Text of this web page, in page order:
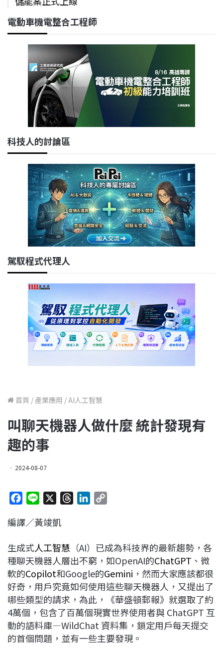
電動車機電整合工程師
科技人的討論區
駕馭程式代理人